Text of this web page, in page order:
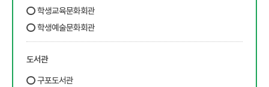
학생교육문화회관
학생예술문화회관
도서관
구포도서관